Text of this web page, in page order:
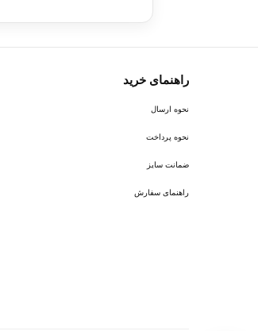
راهنمای خرید
نحوه ارسال
نحوه پرداخت
ضمانت سایز
راهنمای سفارش